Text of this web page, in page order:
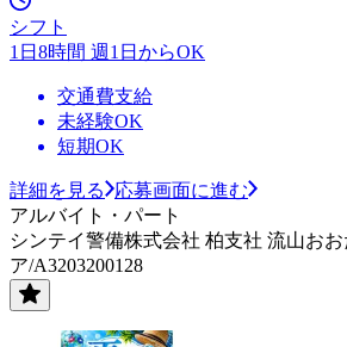
シフト
1日8時間 週1日からOK
交通費支給
未経験OK
短期OK
詳細を見る
応募画面に進む
アルバイト・パート
シンテイ警備株式会社 柏支社 流山おお
ア/A3203200128